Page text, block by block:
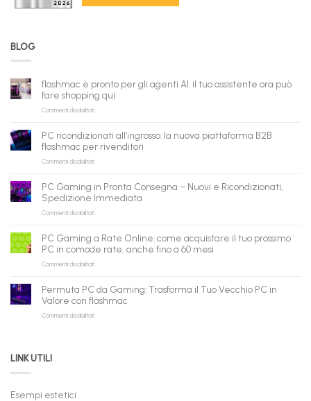
BLOG
flashmac è pronto per gli agenti AI: il tuo assistente ora può
fare shopping qui
Commenti disabilitatisu
pronto
per
gli
il
tuo
assistente
può
fare
shopping
qui
PC ricondizionati all’ingrosso: la nuova piattaforma B2B
flashmac per rivenditori
Commenti disabilitatisu
all’ingrosso:
la
nuova
B2B
flashmac
per
rivenditori
PC Gaming in Pronta Consegna – Nuovi e Ricondizionati,
Spedizione Immediata
Commenti disabilitatisu
in
Pronta
Consegna
Nuovi
Ricondizionati,
Spedizione
PC Gaming a Rate Online: come acquistare il tuo prossimo
PC in comode rate, anche fino a 60 mesi
Commenti disabilitatisu
a
Rate
Online:
Permuta PC da Gaming: Trasforma il Tuo Vecchio PC in
Valore con flashmac
Commenti disabilitatisu
LINK UTILI
Esempi estetici